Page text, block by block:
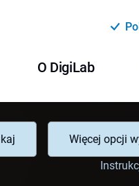
O DigiLab
Więcej opcji